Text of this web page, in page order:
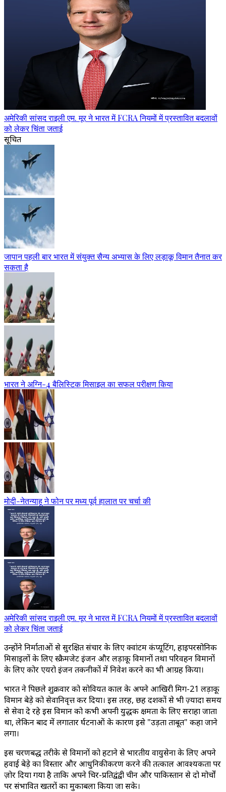
अमेरिकी सांसद राइली एम. मूर ने भारत में FCRA नियमों में प्रस्तावित बदलावों
को लेकर चिंता जताई
सूचित
जापान पहली बार भारत में संयुक्त सैन्य अभ्यास के लिए लड़ाकू विमान तैनात कर
सकता है
भारत ने अग्नि-4 बैलिस्टिक मिसाइल का सफल परीक्षण किया
मोदी-नेतन्याहू ने फोन पर मध्य पूर्व हालात पर चर्चा की
अमेरिकी सांसद राइली एम. मूर ने भारत में FCRA नियमों में प्रस्तावित बदलावों
को लेकर चिंता जताई
उन्होंने निर्माताओं से सुरक्षित संचार के लिए क्वांटम कंप्यूटिंग, हाइपरसोनिक
मिसाइलों के लिए स्क्रैमजेट इंजन और लड़ाकू विमानों तथा परिवहन विमानों
के लिए कोर एयरो इंजन तकनीकों में निवेश करने का भी आग्रह किया।
भारत ने पिछले शुक्रवार को सोवियत काल के अपने आखिरी मिग-21 लड़ाकू
विमान बेड़े को सेवानिवृत्त कर दिया। इस तरह, छह दशकों से भी ज़्यादा समय
से सेवा दे रहे इस विमान को कभी अपनी युद्धक क्षमता के लिए सराहा जाता
था, लेकिन बाद में लगातार दुर्घटनाओं के कारण इसे "उड़ता ताबूत" कहा जाने
लगा।
इस चरणबद्ध तरीके से विमानों को हटाने से भारतीय वायुसेना के लिए अपने
हवाई बेड़े का विस्तार और आधुनिकीकरण करने की तत्काल आवश्यकता पर
ज़ोर दिया गया है ताकि अपने चिर-प्रतिद्वंद्वी चीन और पाकिस्तान से दो मोर्चों
पर संभावित खतरों का मुकाबला किया जा सके।